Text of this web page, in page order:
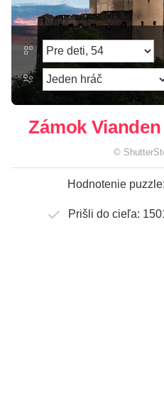
Zámok
©
Hodnotenie puzzle:
Prišli do cieľa: